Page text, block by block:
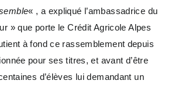
« , a expliqué l’ambassadrice du
» que porte le Crédit Agricole Alpes
à fond ce rassemblement depuis
pour ses titres, et avant d’être
d’élèves lui demandant un